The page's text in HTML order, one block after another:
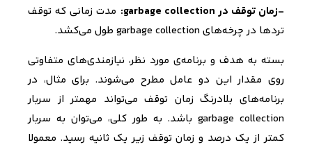
-زمان توقف در garbage collection
: مدت زمانی که توقف
تردها در چرخه‌های garbage collection طول می‌کشد.
بسته به هدف و برنامه‌ی مورد نظر، نیازمندی‌های متفاوتی
روی مقدار این دو عامل مطرح می‌شوند. برای مثال، در
برنامه‌های بلادرنگ زمان توقف می‌تواند مهمتر از سربار
garbage collection باشد. به طور کلی، می‌توان به سربار
کمتر از یک درصد و زمان توقف زیر یک ثانیه رسید. معمولا